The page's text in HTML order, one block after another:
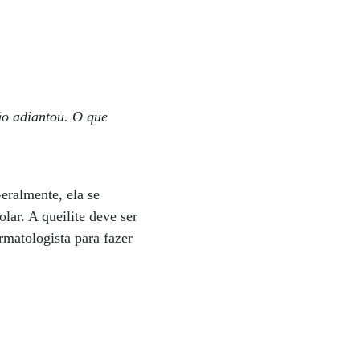
adiantou. O que
ela se
A queilite deve ser
para fazer